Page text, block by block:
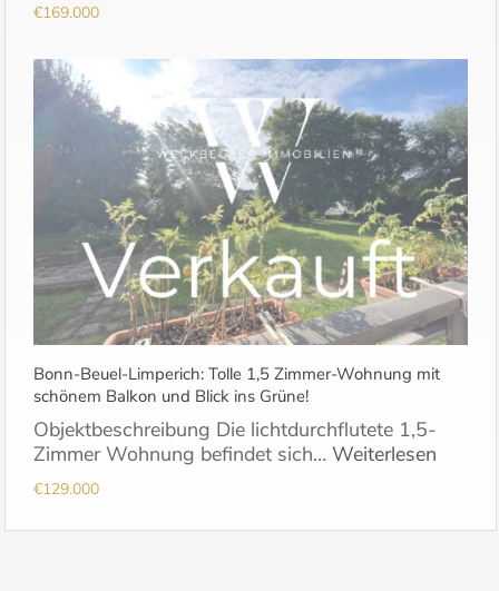
€169.000
Bonn-Beuel-Limperich: Tolle 1,5 Zimmer-Wohnung mit
schönem Balkon und Blick ins Grüne!
Objektbeschreibung Die lichtdurchflutete 1,5-
Zimmer Wohnung befindet sich… Weiterlesen
€129.000